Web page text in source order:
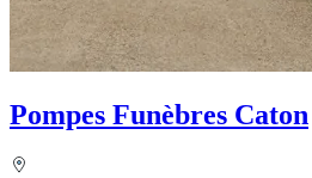
Pompes Funèbres Caton